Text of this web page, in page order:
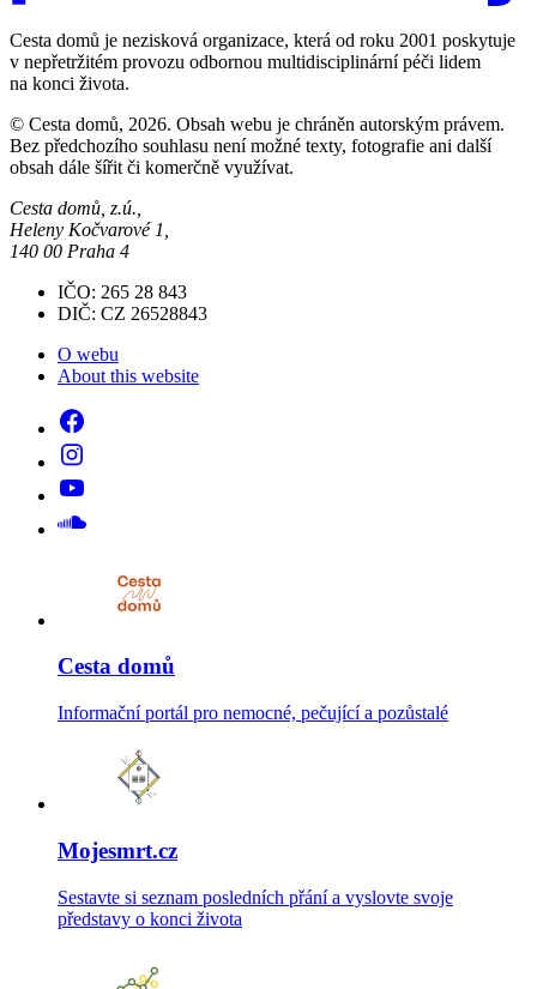
Cesta domů je nezisková organizace, která od roku 2001 poskytuje
v nepřetržitém provozu odbornou multidisciplinární péči lidem
na konci života.
© Cesta domů, 2026. Obsah webu je chráněn autorským právem.
Bez předchozího souhlasu není možné texty, fotografie ani další
obsah dále šířit či komerčně využívat.
Cesta domů, z.ú.,
Heleny Kočvarové 1,
140 00 Praha 4
IČO: 265 28 843
DIČ: CZ 26528843
O webu
About this website
Cesta domů
Informační portál pro nemocné, pečující a pozůstalé
Mojesmrt.cz
Sestavte si seznam posledních přání a vyslovte svoje
představy o konci života